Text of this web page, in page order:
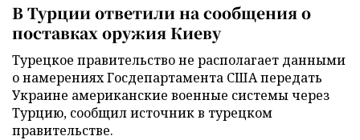
В Турции ответили на сообщения о
поставках оружия Киеву
Турецкое правительство не располагает данными
о намерениях Госдепартамента США передать
Украине американские военные системы через
Турцию, сообщил источник в турецком
правительстве.